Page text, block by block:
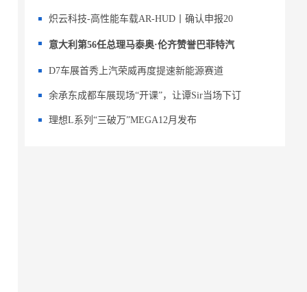
炽云科技-高性能车载AR-HUD丨确认申报20
意大利第56任总理马泰奥·伦齐赞誉巴菲特汽
D7车展首秀上汽荣威再度提速新能源赛道
余承东成都车展现场“开课”，让谭Sir当场下订
理想L系列“三破万”MEGA12月发布